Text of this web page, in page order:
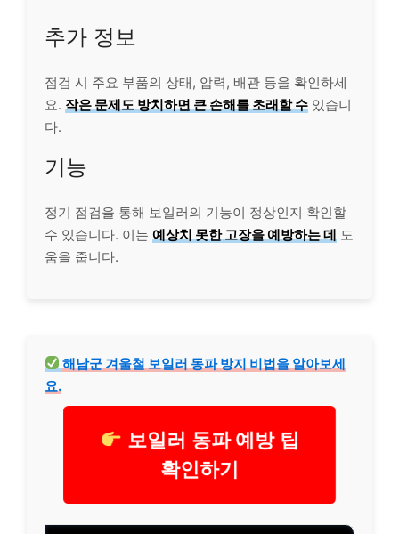
추가 정보
점검 시 주요 부품의 상태, 압력, 배관 등을 확인하세
요. 작은 문제도 방치하면 큰 손해를 초래할 수 있습니
다.
기능
정기 점검을 통해 보일러의 기능이 정상인지 확인할
수 있습니다. 이는 예상치 못한 고장을 예방하는 데 도
움을 줍니다.
해남군 겨울철 보일러 동파 방지 비법을 알아보세
요.
보일러 동파 예방 팁
확인하기